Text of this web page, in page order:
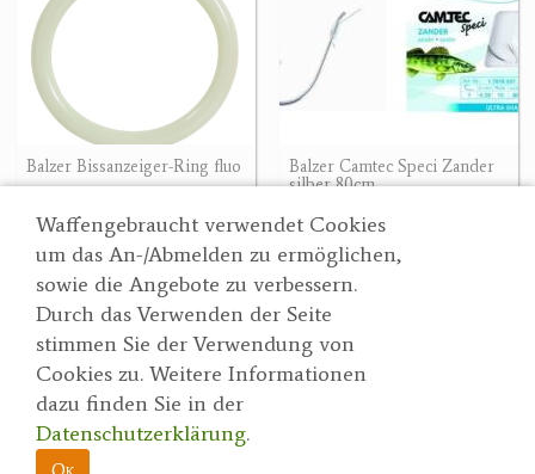
Waffengebraucht verwendet Cookies
um das An-/Abmelden zu ermöglichen,
sowie die Angebote zu verbessern.
Durch das Verwenden der Seite
stimmen Sie der Verwendung von
Cookies zu. Weitere Informationen
dazu finden Sie in der
Datenschutzerklärung.
Balzer Bissanzeiger-Ring fluo
Balzer Camtec Speci Zander
silber 80cm
Suche
Partner
AGBs
Datenschutzerklärung
Impressum
Wertgarner 1820
Jagd & SporthandelsgmbH
Dr. Karl-Renner-Straße 48